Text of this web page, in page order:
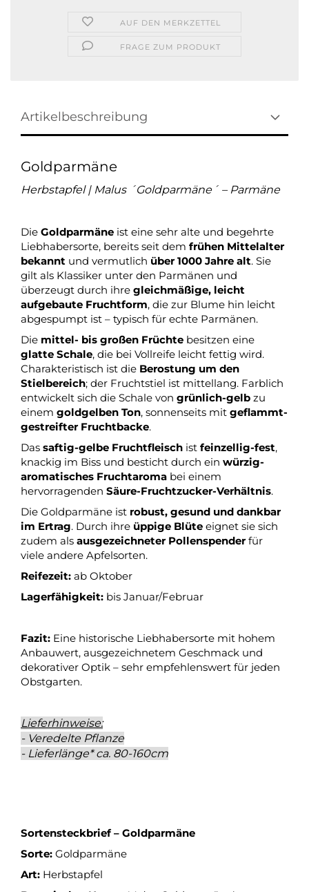
AUF DEN MERKZETTEL
FRAGE ZUM PRODUKT
Artikelbeschreibung
Goldparmäne
Herbstapfel | Malus ´Goldparmäne´ – Parmäne
Die Goldparmäne ist eine sehr alte und begehrte
Liebhabersorte, bereits seit dem frühen Mittelalter
bekannt und vermutlich über 1000 Jahre alt. Sie
gilt als Klassiker unter den Parmänen und
überzeugt durch ihre gleichmäßige, leicht
aufgebaute Fruchtform, die zur Blume hin leicht
abgespumpt ist – typisch für echte Parmänen.
Die mittel- bis großen Früchte besitzen eine
glatte Schale, die bei Vollreife leicht fettig wird.
Charakteristisch ist die Berostung um den
Stielbereich; der Fruchtstiel ist mittellang. Farblich
entwickelt sich die Schale von grünlich-gelb zu
einem goldgelben Ton, sonnenseits mit geflammt-
gestreifter Fruchtbacke.
Das saftig-gelbe Fruchtfleisch ist feinzellig-fest,
knackig im Biss und besticht durch ein würzig-
aromatisches Fruchtaroma bei einem
hervorragenden Säure-Fruchtzucker-Verhältnis.
Die Goldparmäne ist robust, gesund und dankbar
im Ertrag. Durch ihre üppige Blüte eignet sie sich
zudem als ausgezeichneter Pollenspenderfür
viele andere Apfelsorten.
Reifezeit: ab Oktober
Lagerfähigkeit: bis Januar/Februar
Fazit: Eine historische Liebhabersorte mit hohem
Anbauwert, ausgezeichnetem Geschmack und
dekorativer Optik – sehr empfehlenswert für jeden
Obstgarten.
Lieferhinweise:
- Veredelte Pflanze
- Lieferlänge* ca. 80-160cm
Sortensteckbrief – Goldparmäne
Sorte: Goldparmäne
Art: Herbstapfel